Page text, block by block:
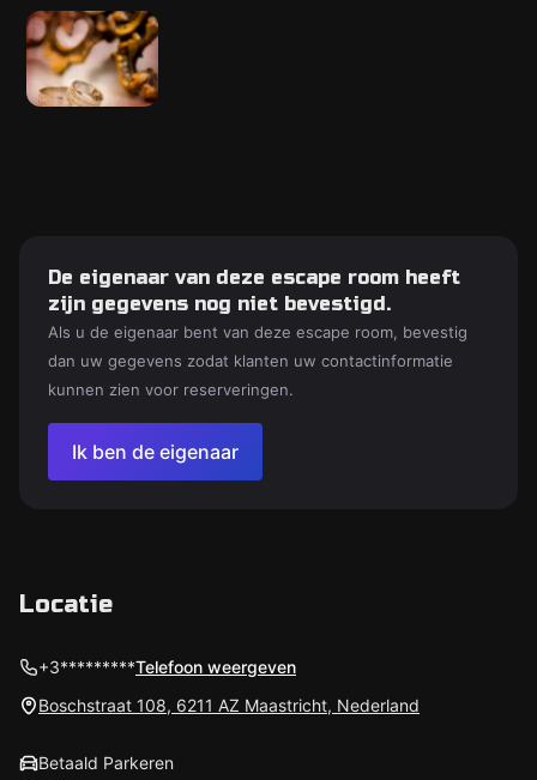
De eigenaar van deze escape room heeft
zijn gegevens nog niet bevestigd.
Als u de eigenaar bent van deze escape room, bevestig
dan uw gegevens zodat klanten uw contactinformatie
kunnen zien voor reserveringen.
Ik ben de eigenaar
Locatie
+3*********Telefoon weergeven
Boschstraat 108, 6211 AZ Maastricht, Nederland
Betaald Parkeren